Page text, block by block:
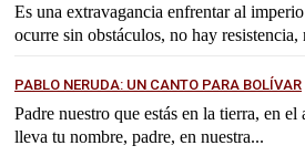
Es una extravagancia enfrentar al
ocurre sin obstáculos, no hay resistencia,
PABLO NERUDA: UN CANTO PARA BOLÍVAR
Padre nuestro que estás en la tierra, en
lleva tu nombre, padre, en nuestra...